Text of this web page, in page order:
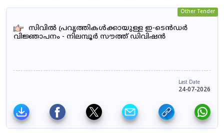
Other Tender
സിവിൽ പ്രവൃത്തികൾക്കായുള്ള ഇ-ടെൻഡർ
വിജ്ഞാപനം - നിലമ്പൂർ സൗത്ത് ഡിവിഷൻ
Last Date
24-07-2026